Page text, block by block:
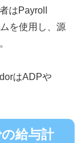
はPayroll
を使用し、源
はADPや
給与計